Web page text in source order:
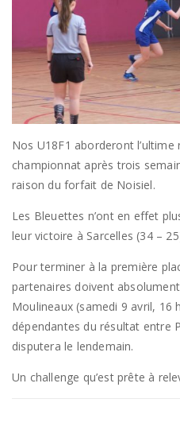
Nos U18F1 aborderont
championnat après trois
raison du forfait de Noisiel.
Les Bleuettes n’ont en effet
leur victoire à Sarcelles (34 –
Pour terminer à la première
partenaires doivent
Moulineaux (samedi 9 avril, 16
dépendantes du résultat entre
disputera le lendemain.
Un challenge qu’est prête à